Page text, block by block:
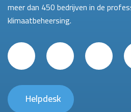
meer dan 450 bedrijven in de
klimaatbeheersing.
Helpdesk